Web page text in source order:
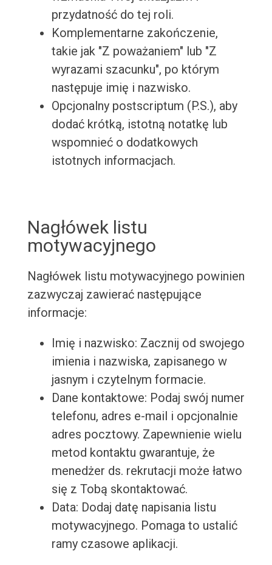
przydatność do tej roli.
Komplementarne zakończenie,
takie jak "Z poważaniem" lub "Z
wyrazami szacunku", po którym
następuje imię i nazwisko.
Opcjonalny postscriptum (P.S.), aby
dodać krótką, istotną notatkę lub
wspomnieć o dodatkowych
istotnych informacjach.
Nagłówek listu
motywacyjnego
Nagłówek listu motywacyjnego powinien
zazwyczaj zawierać następujące
informacje:
Imię i nazwisko: Zacznij od swojego
imienia i nazwiska, zapisanego w
jasnym i czytelnym formacie.
Dane kontaktowe: Podaj swój numer
telefonu, adres e-mail i opcjonalnie
adres pocztowy. Zapewnienie wielu
metod kontaktu gwarantuje, że
menedżer ds. rekrutacji może łatwo
się z Tobą skontaktować.
Data: Dodaj datę napisania listu
motywacyjnego. Pomaga to ustalić
ramy czasowe aplikacji.